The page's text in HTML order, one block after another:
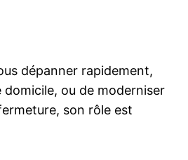
dépanner rapidement,
domicile, ou de moderniser
son rôle est